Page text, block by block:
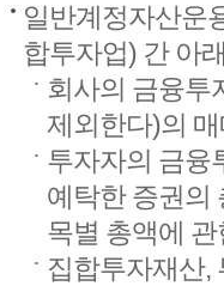
일반계정자산운
합투자업) 간 아
회사의 금융투
제외한다)의
투자자의 금융
예탁한 증권의
목별 총액에
집합투자재산,